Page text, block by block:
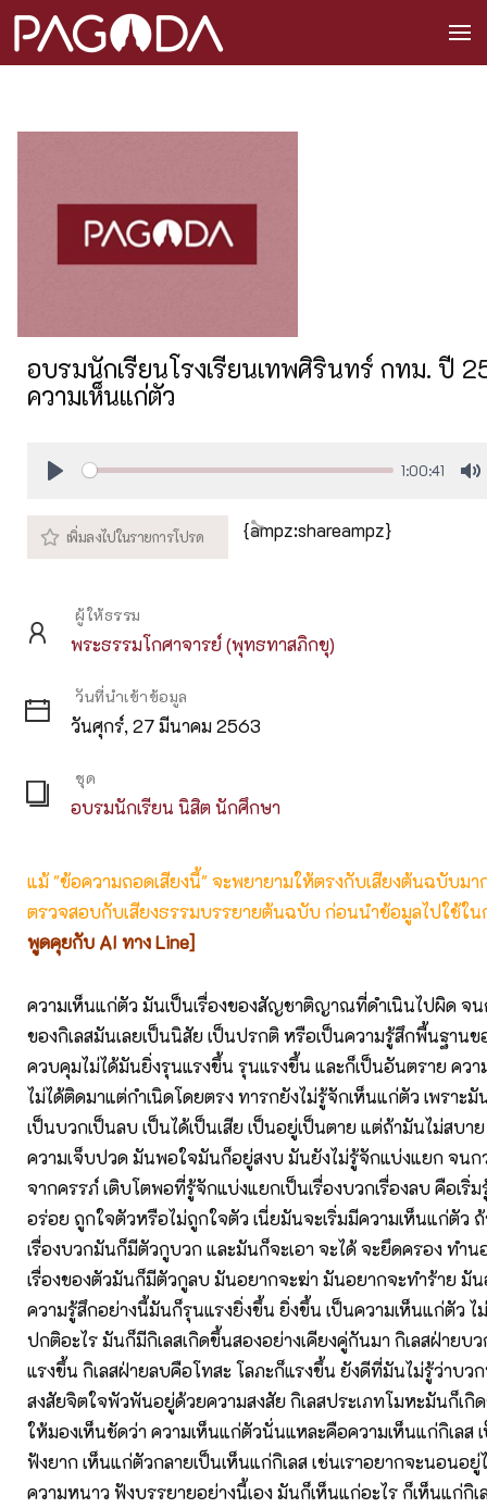
อบรมนักเรียนโรงเรียนเทพศิรินทร์ กทม. ปี
ความเห็นแก่ตัว
1:00:41
{ampz:shareampz}
ผู้ให้ธรรม
พระธรรมโกศาจารย์ (พุทธทาสภิกขุ)
วันที่นำเข้าข้อมูล
วันศุกร์, 27 มีนาคม 2563
ชุด
อบรมนักเรียน นิสิต นักศึกษา
แม้ "ข้อความถอดเสียงนี้" จะพยายามให้ตรงกับเสียงต้นฉบับม
ตรวจสอบกับเสียงธรรมบรรยายต้นฉบับ ก่อนนำข้อมูลไปใช้ใน
พูดคุยกับ AI ทาง Line]
ความเห็นแก่ตัว มันเป็นเรื่องของสัญชาติญาณที่ดำเนินไปผิด จน
ของกิเลสมันเลยเป็นนิสัย เป็นปรกติ หรือเป็นความรู้สึกพื้นฐานข
ควบคุมไม่ได้มันยิ่งรุนแรงขึ้น รุนแรงขึ้น และก็เป็นอันตราย คว
ไม่ได้ติดมาแต่กำเนิดโดยตรง ทารกยังไม่รู้จักเห็นแก่ตัว เพราะ
เป็นบวกเป็นลบ เป็นได้เป็นเสีย เป็นอยู่เป็นตาย แต่ถ้ามันไม่สบ
ความเจ็บปวด มันพอใจมันก็อยู่สงบ มันยังไม่รู้จักแบ่งแยก จนก
จากครรภ์ เติบโตพอที่รู้จักแบ่งแยกเป็นเรื่องบวกเรื่องลบ คือเริ่
อร่อย ถูกใจตัวหรือไม่ถูกใจตัว เนี่ยมันจะเริ่มมีความเห็นแก่ตัว
เรื่องบวกมันก็มีตัวกูบวก และมันก็จะเอา จะได้ จะยึดครอง ทำ
เรื่องของตัวมันก็มีตัวกูลบ มันอยากจะฆ่า มันอยากจะทำร้าย มั
ความรู้สึกอย่างนี้มันก็รุนแรงยิ่งขึ้น ยิ่งขึ้น เป็นความเห็นแก่ตัว ไม่
ปกติอะไร มันก็มีกิเลสเกิดขึ้นสองอย่างเคียงคู่กันมา กิเลสฝ่ายบ
แรงขึ้น กิเลสฝ่ายลบคือโทสะ โลภะก็แรงขึ้น ยังดีที่มันไม่รู้ว่าบว
สงสัยจิตใจพัวพันอยู่ด้วยความสงสัย กิเลสประเภทโมหะมันก็เ
ให้มองเห็นชัดว่า ความเห็นแก่ตัวนั่นแหละคือความเห็นแก่กิเลส
ฟังยาก เห็นแก่ตัวกลายเป็นเห็นแก่กิเลส เช่นเราอยากจะนอนอ
ความหนาว ฟังบรรยายอย่างนี้เอง มันก็เห็นแก่อะไร ก็เห็นแก่กิเ